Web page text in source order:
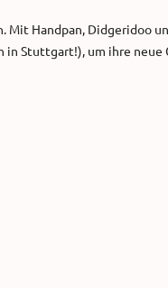
Mit Handpan, Didgeridoo
in Stuttgart!), um ihre neue